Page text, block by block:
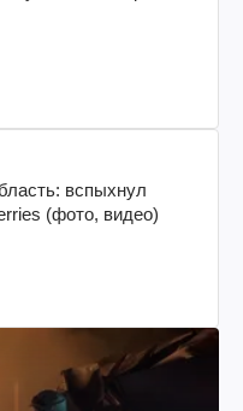
варенья
вспыхнул